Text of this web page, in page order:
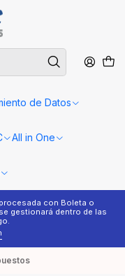
de Datos
All in One
con Boleta o
gestionará dentro de las